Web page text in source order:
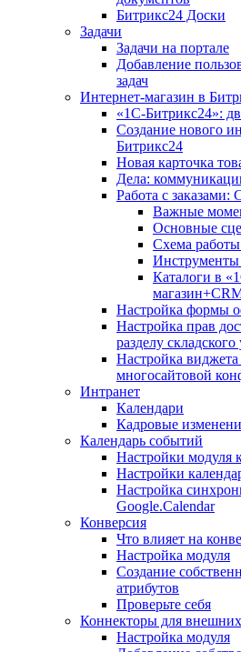
Битрикс24 Доски
Задачи
Задачи на портале
Добавление
задач
Интернет-магазин в
«1С-Битрикс24»:
Создание нового
Битрикс24
Новая карточка
Дела:
Работа с заказами:
Важные
Основные
Схема
Инструменты
Каталоги в
Настройка формы
Настройка прав
разделу складского
Настройка
многосайтовой
Интранет
Календари
Кадровые
Календарь событий
Настройки модуля
Настройки
Настройка
Google.Calendar
Конверсия
Что влияет на
Настройка модуля
Создание
атрибутов
Проверьте себя
Коннекторы для
Настройка модуля